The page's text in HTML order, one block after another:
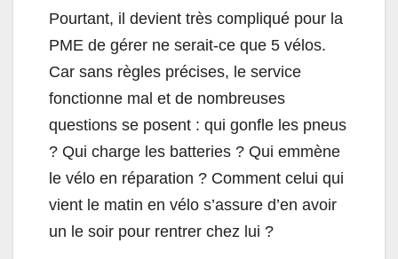
Pourtant, il devient très compliqué pour la
PME de gérer ne serait-ce que 5 vélos.
Car sans règles précises, le service
fonctionne mal et de nombreuses
questions se posent : qui gonfle les pneus
? Qui charge les batteries ? Qui emmène
le vélo en réparation ? Comment celui qui
vient le matin en vélo s’assure d’en avoir
un le soir pour rentrer chez lui ?